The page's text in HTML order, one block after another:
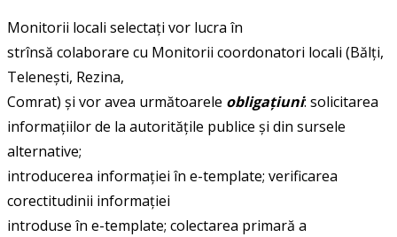
Monitorii locali selectați vor lucra în
strînsă colaborare cu Monitorii coordonatori locali (Bălți,
Telenești, Rezina,
Comrat) și vor avea următoarele obligațiuni: solicitarea
informațiilor de la autoritățile publice și din sursele
alternative;
introducerea informației în e-template; verificarea
corectitudinii informației
introduse în e-template; colectarea primară a